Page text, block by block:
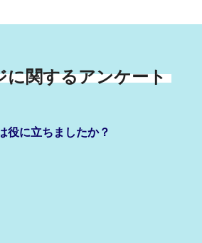
に関するアンケート
役に立ちましたか？